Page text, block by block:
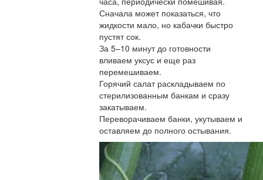
Сначала может показаться, что
жидкости мало, но кабачки быстро
пустят сок.
За 5–10 минут до готовности
вливаем уксус и еще раз
перемешиваем.
Горячий салат раскладываем по
стерилизованным банкам и сразу
закатываем.
Переворачиваем банки, укутываем и
оставляем до полного остывания.